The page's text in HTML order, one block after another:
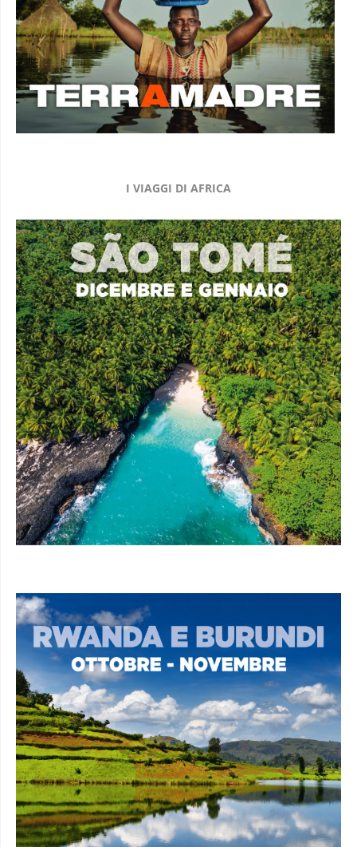
I VIAGGI DI AFRICA